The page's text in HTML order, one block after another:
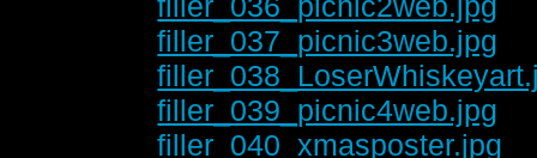
filler_037_picnic3web.jpg
filler_039_picnic4web.jpg
filler_040_xmasposter.jpg